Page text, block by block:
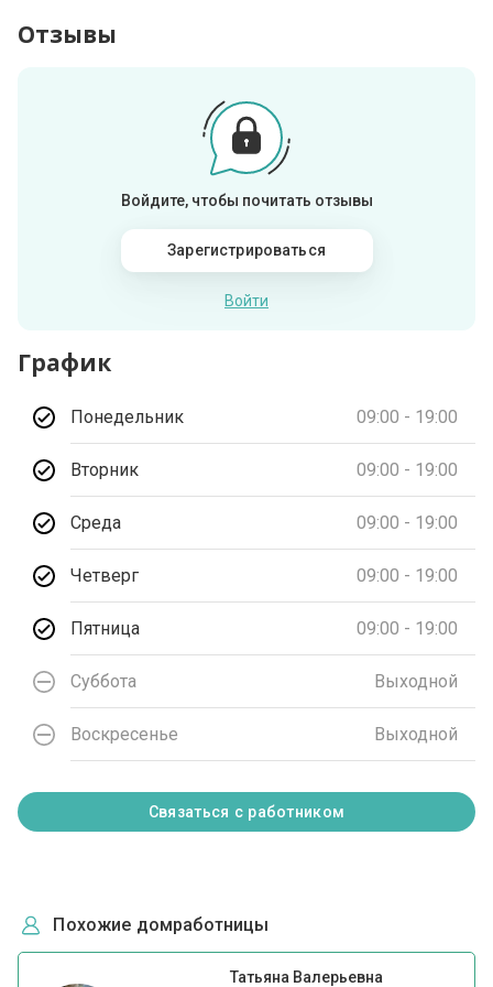
Отзывы
Войдите, чтобы почитать отзывы
Зарегистрироваться
Войти
График
Понедельник 09:00 - 19:00
Вторник 09:00 - 19:00
Среда 09:00 - 19:00
Четверг 09:00 - 19:00
Пятница 09:00 - 19:00
Суббота Выходной
Воскресенье Выходной
Связаться с работником
Похожие домработницы
Татьяна Валерьевна